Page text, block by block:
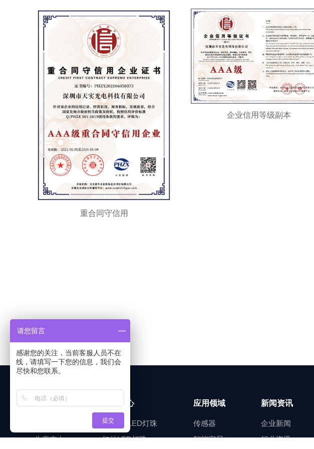
重合同守信用
企业信用等级副本
关于天实
生产实力
产品中心
TO金属LED灯珠
红外LED灯珠
应用领域
传感器
智能家居
新闻资讯
企业新闻
行业资讯
请您留言
感谢您的关注，当前客服人员不在
线，请填写一下您的信息，我们会
尽快和您联系。
提交